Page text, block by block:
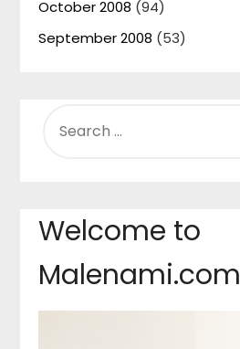
October 2008 (94)
September 2008 (53)
FOR:
Welcome to
Malenami.com